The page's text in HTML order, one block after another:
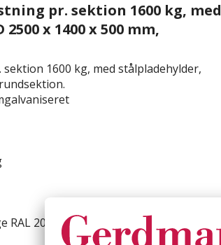
pr. sektion 1600 kg, med
x 1400 x 500 mm,
1600 kg, med stålpladehylder,
2001Hyldetype: grundsektion